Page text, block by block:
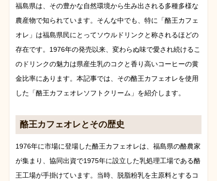
福島県は、その豊かな自然環境から生み出される多種多様な
農産物で知られています。そんな中でも、特に「酪王カフェ
オレ」は福島県民にとってソウルドリンクと称されるほどの
存在です。1976年の発売以来、変わらぬ味で愛され続けるこ
のドリンクの魅力は県産生乳のコクと香り高いコーヒーの黄
金比率にあります。本記事では、その酪王カフェオレを使用
した「酪王カフェオレソフトクリーム」を紹介します。
酪王カフェオレとその歴史
1976年に市場に登場した酪王カフェオレは、福島県の酪農家
が集まり、協同出資で1975年に設立した乳処理工場である酪
王工場が手掛けています。当時、脱脂粉乳を主原料とするコ